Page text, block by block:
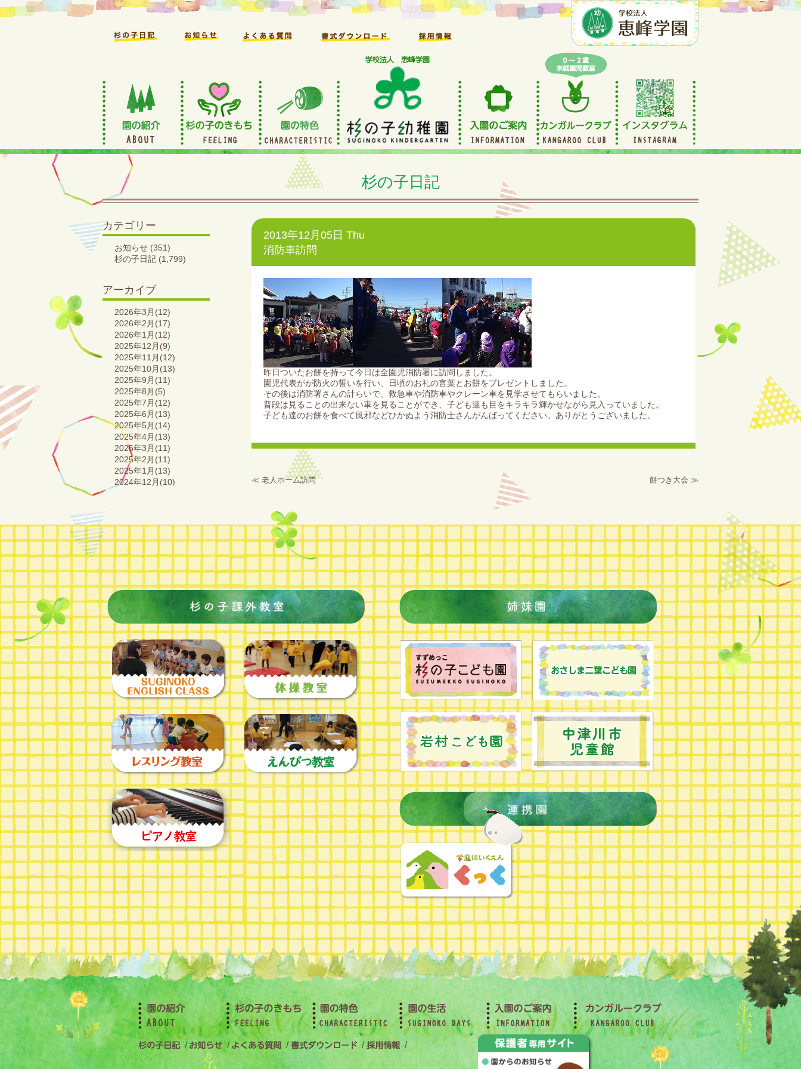
杉の子日記
2013年12月05日 Thu
消防車訪問
昨日ついたお餅を持って今日は全園児消防署に訪問しました。
園児代表がが防火の誓いを行い、日頃のお礼の言葉とお餅をプレゼントしました。
その後は消防署さんの計らいで、救急車や消防車やクレーン車を見学させてもらいました。
普段は見ることの出来ない車を見ることができ、子ども達も目をキラキラ輝かせながら見入っていました。
子ども達のお餅を食べて風邪などひかぬよう消防士さんがんばってください。ありがとうございました。
≪ 老人ホーム訪問 餅つき大会 ≫
カテゴリー
お知らせ (351)
杉の子日記 (1,799)
アーカイブ
2026年3月(12)
2026年2月(17)
2026年1月(12)
2025年12月(9)
2025年11月(12)
2025年10月(13)
2025年9月(11)
2025年8月(5)
2025年7月(12)
2025年6月(13)
2025年5月(14)
2025年4月(13)
2025年3月(11)
2025年2月(11)
2025年1月(13)
2024年12月(10)
2024年8月(7)
2024年7月(17)
2024年6月(11)
2024年5月(13)
2024年4月(12)
2024年3月(12)
2024年2月(16)
2024年1月(13)
2023年12月(13)
2023年11月(11)
2023年10月(16)
2023年9月(14)
2023年8月(6)
2023年7月(14)
2023年6月(11)
2023年5月(13)
2023年4月(12)
2023年3月(13)
2023年2月(12)
2023年1月(11)
2022年12月(10)
2022年11月(11)
2022年10月(18)
2022年9月(14)
2022年8月(5)
2022年7月(8)
2022年6月(12)
2022年5月(15)
2022年4月(12)
2022年3月(11)
2022年2月(19)
2022年1月(11)
2021年12月(12)
2021年11月(10)
2021年10月(17)
2021年9月(13)
2021年7月(16)
2021年6月(16)
2021年5月(13)
2021年4月(12)
2021年3月(13)
2021年2月(10)
2021年1月(8)
2020年12月(11)
2020年11月(21)
2020年10月(9)
2020年9月(12)
2020年8月(11)
/ / / / /